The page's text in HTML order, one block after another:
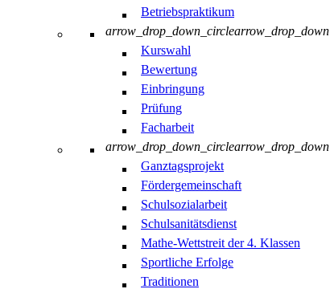
Betriebspraktikum
arrow_drop_down_circlearrow_drop_down
Kurswahl
Bewertung
Einbringung
Prüfung
Facharbeit
arrow_drop_down_circlearrow_drop_down
Ganztagsprojekt
Fördergemeinschaft
Schulsozialarbeit
Schulsanitätsdienst
Mathe-Wettstreit der 4. Klassen
Sportliche Erfolge
Traditionen